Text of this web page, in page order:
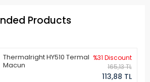
Products
Thermalright HY510 Termal
Macun
%31 Discount
165,13 TL
113,88 TL